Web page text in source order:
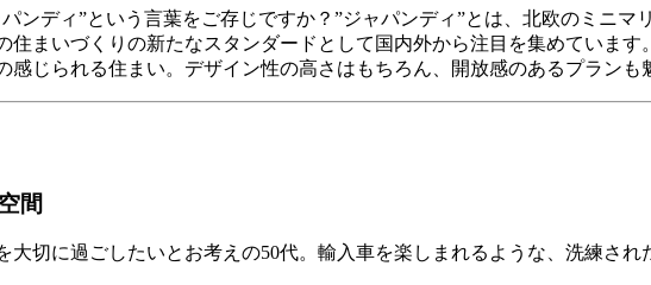
ンディ”という言葉をご存じですか？”ジャパンディ”とは、北欧のミニ
住まいづくりの新たなスタンダードとして国内外から注目を集めていま
じられる住まい。デザイン性の高さはもちろん、開放感のあるプランも
間
切に過ごしたいとお考えの50代。輸入車を楽しまれるような、洗練され